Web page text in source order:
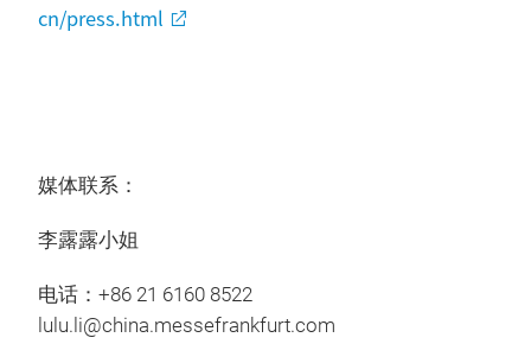
cn/press.html
媒体联系：
李露露小姐
电话：+86 21 6160 8522
lulu.li@china.messefrankfurt.com